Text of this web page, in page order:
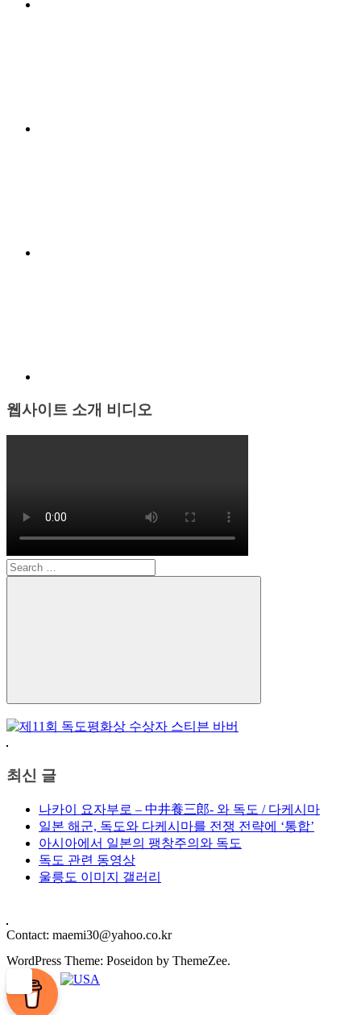
웹사이트 소개 비디오
Search
for:
Search
최신 글
나카이 요자부로 – 中井養三郎- 와 독도 / 다케시마
일본 해군, 독도와 다케시마를 전쟁 전략에 ‘통합’
아시아에서 일본의 팽창주의와 독도
독도 관련 동영상
울릉도 이미지 갤러리
Contact: maemi30@yahoo.co.kr
WordPress Theme: Poseidon by ThemeZee.